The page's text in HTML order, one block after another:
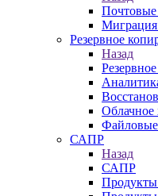
Резервное
Назад
САПР
Назад
САПР